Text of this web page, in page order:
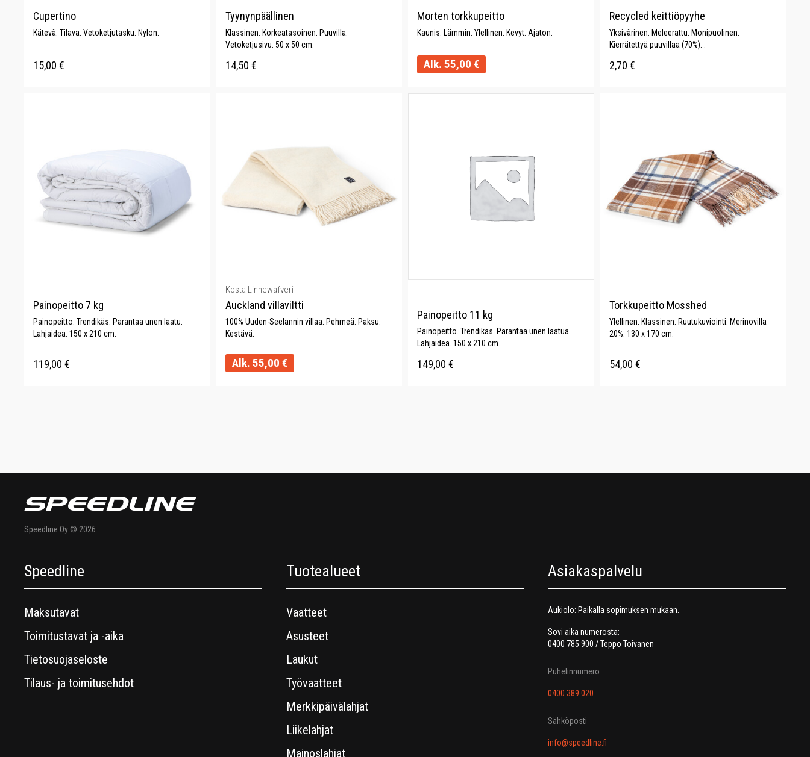
Cupertino
Kätevä. Tilava. Vetoketjutasku. Nylon.
15,00 €
Tyynynpäällinen
Klassinen. Korkeatasoinen. Puuvilla.
Vetoketjusivu. 50 x 50 cm.
14,50 €
Morten torkkupeitto
Kaunis. Lämmin. Ylellinen. Kevyt. Ajaton.
Alk. 55,00 €
Recycled keittiöpyyhe
Yksivärinen. Meleerattu. Monipuolinen.
Kierrätettyä puuvillaa (70%). .
2,70 €
Painopeitto 7 kg
Painopeitto. Trendikäs. Parantaa unen laatu.
Lahjaidea. 150 x 210 cm.
119,00 €
Kosta Linnewafveri
Auckland villaviltti
100% Uuden-Seelannin villaa. Pehmeä. Paksu.
Kestävä.
Alk. 55,00 €
Painopeitto 11 kg
Painopeitto. Trendikäs. Parantaa unen laatua.
Lahjaidea. 150 x 210 cm.
149,00 €
Torkkupeitto Mosshed
Ylellinen. Klassinen. Ruutukuviointi. Merinovilla
20%. 130 x 170 cm.
54,00 €
Speedline Oy © 2026
Speedline
Maksutavat
Toimitustavat ja -aika
Tietosuojaseloste
Tilaus- ja toimitusehdot
Tuotealueet
Vaatteet
Asusteet
Laukut
Työvaatteet
Merkkipäivälahjat
Liikelahjat
Mainoslahjat
Asiakaspalvelu
Aukiolo: Paikalla sopimuksen mukaan.
Sovi aika numerosta:
0400 785 900 / Teppo Toivanen
Puhelinnumero
0400 389 020
Sähköposti
info@speedline.fi